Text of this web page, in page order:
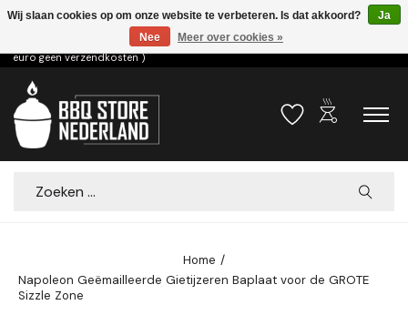
Voor 15.00u besteld dezelfde dag verzonden! ( 6,95 verzendkosten, vanaf 75
euro geen verzendkosten )
Verlanglijst
outdoor_grill
Zoeken
Home /
Napoleon Geëmailleerde Gietijzeren Baplaat voor de GROTE
Sizzle Zone
Wij slaan cookies op om onze website te verbeteren. Is dat akkoord?
Ja
Nee
Meer over cookies »